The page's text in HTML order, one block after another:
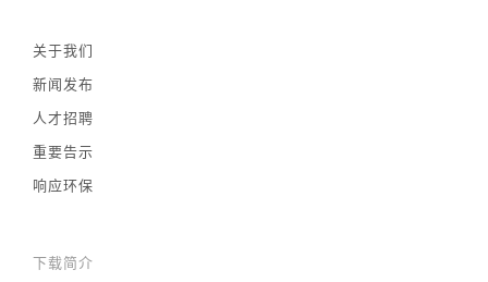
关于我们
新闻发布
人才招聘
重要告示
响应环保
下载简介